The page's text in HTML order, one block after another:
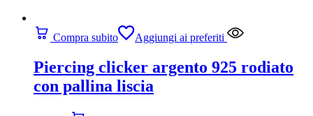
Compra subito Aggiungi ai preferiti
Piercing clicker argento 925 rodiato
con pallina liscia